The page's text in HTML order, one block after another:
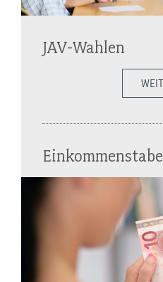
JAV-Wahlen